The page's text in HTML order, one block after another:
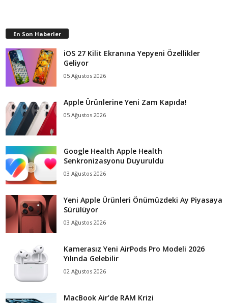
En Son Haberler
iOS 27 Kilit Ekranına Yepyeni Özellikler
Geliyor
05 Ağustos 2026
Apple Ürünlerine Yeni Zam Kapıda!
05 Ağustos 2026
Google Health Apple Health
Senkronizasyonu Duyuruldu
03 Ağustos 2026
Yeni Apple Ürünleri Önümüzdeki Ay Piyasaya
Sürülüyor
03 Ağustos 2026
Kamerasız Yeni AirPods Pro Modeli 2026
Yılında Gelebilir
02 Ağustos 2026
MacBook Air’de RAM Krizi